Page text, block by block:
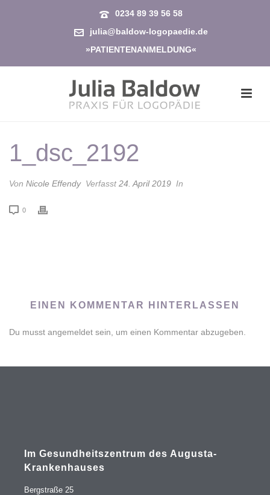
0234 89 39 56 58
julia@baldow-logopaedie.de
»PATIENTENANMELDUNG«
1_dsc_2192
Von Nicole Effendy Verfasst24. April 2019 In
0
EINEN KOMMENTAR HINTERLASSEN
Du musst angemeldet sein, um einen Kommentar abzugeben.
Im Gesundheitszentrum des Augusta-
Krankenhauses
Bergstraße 25